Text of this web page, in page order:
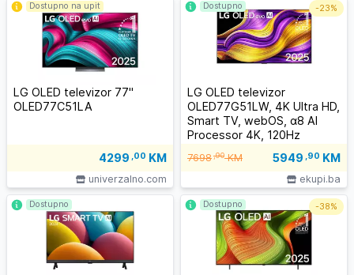
LG OLED televizor 77"
OLED77C51LA
4299 ,00 KM
univerzalno.com
Dostupno na upit
LG OLED televizor
OLED77G51LW, 4K Ultra HD,
Smart TV, webOS, α8 AI
Processor 4K, 120Hz
7698,90KM 5949 ,90 KM
ekupi.ba
Dostupno -23%
Dostupno Dostupno -38%